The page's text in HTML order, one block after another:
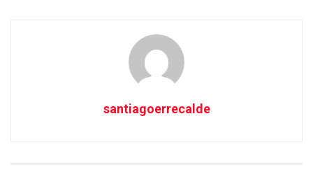
santiagoerrecalde